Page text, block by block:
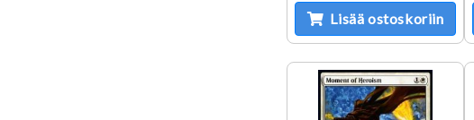
Lisää ostoskoriin